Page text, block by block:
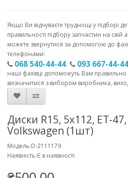
Якщо Ви відчуваєте труднощі у підборі
правильності підбору запчастин на свій
можете звернутися за допомогою до
телефонами:
068 540-44-44 093 667-44-44
наші фахівці допоможуть Вам правильно
визначитися з вибором виробника,
Диски R15, 5x112, ET-47,
Volkswagen (1шт)
Модель:D-2111179
Наявність:Є в наявності